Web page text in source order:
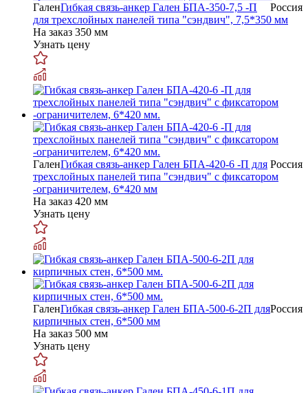
Гален Россия
Гибкая связь-анкер Гален БПА-350-7,5 -П
для трехслойных панелей типа "сэндвич", 7,5*350 мм
На заказ 350 мм
Узнать цену
Гален Россия
Гибкая связь-анкер Гален БПА-420-6 -П для
трехслойных панелей типа "сэндвич" с фиксатором
-ограничителем, 6*420 мм
На заказ 420 мм
Узнать цену
Гален Россия
Гибкая связь-анкер Гален БПА-500-6-2П для
кирпичных стен, 6*500 мм
На заказ 500 мм
Узнать цену